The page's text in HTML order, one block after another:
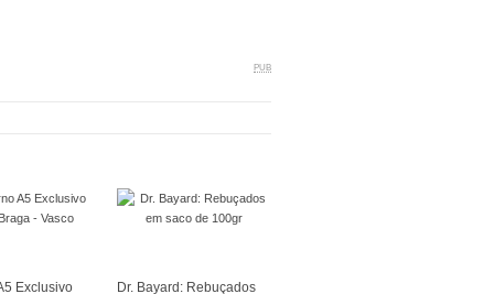
PUB
Exclusivo
Dr. Bayard: Rebuçados